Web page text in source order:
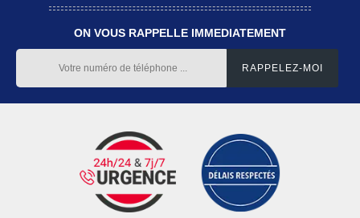
ON VOUS RAPPELLE IMMEDIATEMENT